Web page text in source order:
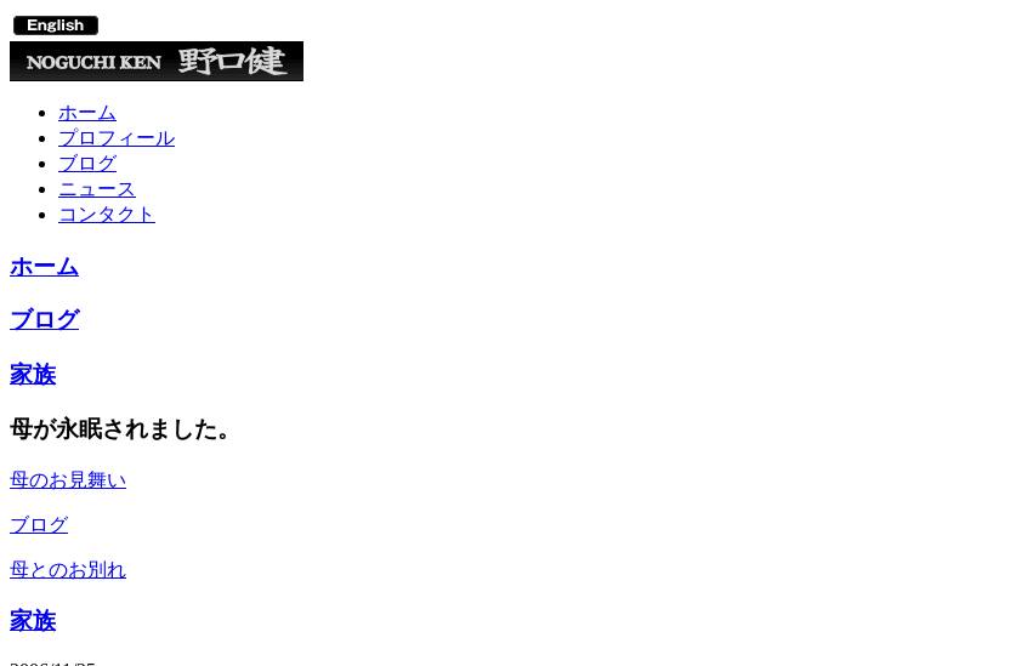
ホーム
プロフィール
ブログ
ニュース
コンタクト
ホーム
ブログ
家族
母が永眠されました。
母のお見舞い
ブログ
母とのお別れ
家族